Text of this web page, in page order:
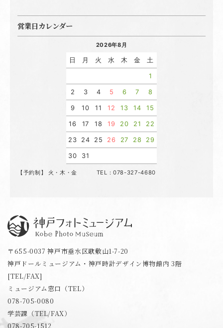
営業日カレンダー
2026年8月
日 月 火 水 木 金 土
1
2 3 4 5 6 7 8
9 10 11 12 13 14 15
16 17 18 19 20 21 22
23 24 25 26 27 28 29
30 31
【予約制】 火・木・金 TEL：078-327-4680
〒655-0037 神戸市垂水区歌敷山1-7-20
神戸ドールミュージアム・神戸時計デザイン博物館内 3階
[TEL/FAX]
ミュージアム窓口（TEL）
078-705-0080
学芸課（TEL/FAX）
078-705-1512